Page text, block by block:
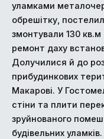
уламками
обрешітку,
змонтували 130
ремонт даху
Долучилися й до
прибудинкових
Макарові. У
стіни та плити
зруйнованого
будівельних